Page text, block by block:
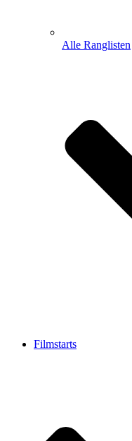
Alle Ranglisten
Filmstarts